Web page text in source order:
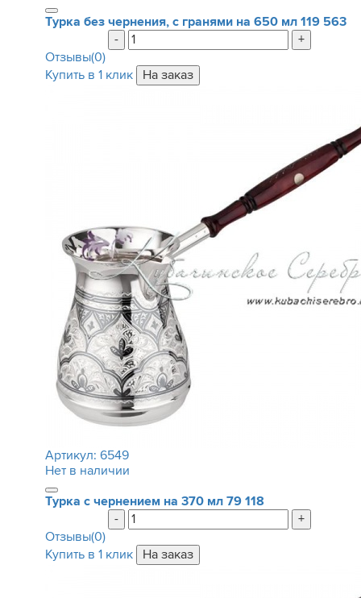
Турка без чернения, с гранями на 650 мл 119 563
-
+
Отзывы(0)
Купить в 1 клик
Артикул: 6549
Нет в наличии
Турка с чернением на 370 мл 79 118
-
+
Отзывы(0)
Купить в 1 клик